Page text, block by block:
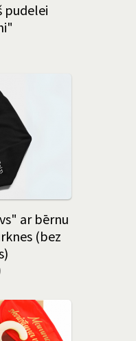
pudelei
ar bērnu
(bez